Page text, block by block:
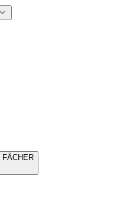
FÄCHER